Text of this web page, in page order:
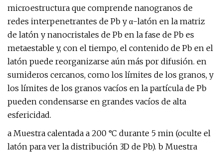
microestructura que comprende nanogranos de
redes interpenetrantes de Pb y α-latón en la matriz
de latón y nanocristales de Pb en la fase de Pb es
metaestable y, con el tiempo, el contenido de Pb en el
latón puede reorganizarse aún más por difusión. en
sumideros cercanos, como los límites de los granos, y
los límites de los granos vacíos en la partícula de Pb
pueden condensarse en grandes vacíos de alta
esfericidad.
a Muestra calentada a 200 °C durante 5 min (oculte el
latón para ver la distribución 3D de Pb). b Muestra